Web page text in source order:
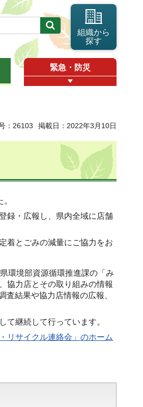
組織から
探す
緊急・防災
：26103 掲載日：2022年3月10日
録・広報し、県内全域に店舗
着とごみの減量にご協力をお
環境部資源循環推進課の「み
協力店とその取り組みの情報
査結果や協力店情報の広報、
て継続して行っています。
リサイクル連絡会」のホーム